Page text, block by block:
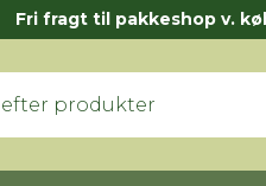
Fri fragt til pakkeshop v.